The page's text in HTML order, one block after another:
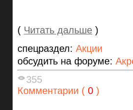
( Читать дальше )
спецраздел: Акции
обсудить на форуме:
355
Комментарии ( 0 )